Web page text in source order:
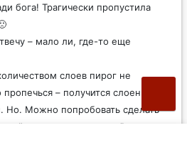
бога! Трагически пропустила
– мало ли, где-то еще
слоев пирог не
– получится слоеный
Но. Можно попробовать сделать
“тесто-начинка-тесто” и